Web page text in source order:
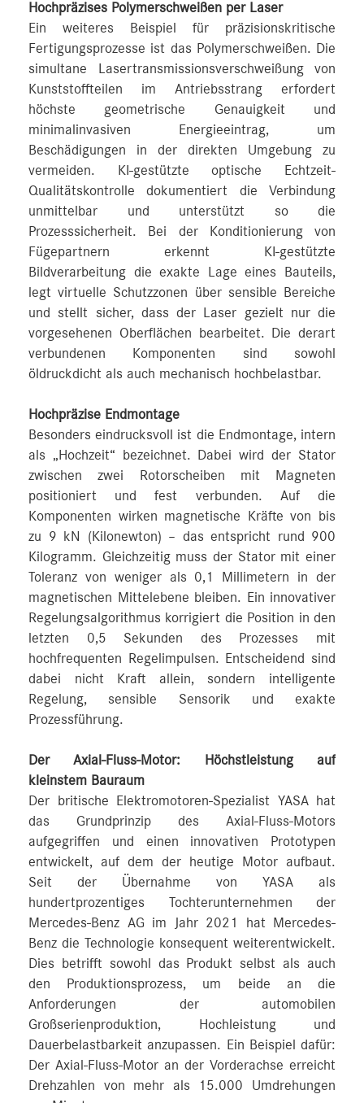
Hochpräzises Polymerschweißen per Laser
Ein weiteres Beispiel für präzisionskritische
Fertigungsprozesse ist das Polymerschweißen. Die
simultane Lasertransmissionsverschweißung von
Kunststoffteilen im Antriebsstrang erfordert
höchste geometrische Genauigkeit und
minimalinvasiven Energieeintrag, um
Beschädigungen in der direkten Umgebung zu
vermeiden. KI-gestützte optische Echtzeit-
Qualitätskontrolle dokumentiert die Verbindung
unmittelbar und unterstützt so die
Prozesssicherheit. Bei der Konditionierung von
Fügepartnern erkennt KI-gestützte
Bildverarbeitung die exakte Lage eines Bauteils,
legt virtuelle Schutzzonen über sensible Bereiche
und stellt sicher, dass der Laser gezielt nur die
vorgesehenen Oberflächen bearbeitet. Die derart
verbundenen Komponenten sind sowohl
öldruckdicht als auch mechanisch hochbelastbar.
Hochpräzise Endmontage
Besonders eindrucksvoll ist die Endmontage, intern
als „Hochzeit“ bezeichnet. Dabei wird der Stator
zwischen zwei Rotorscheiben mit Magneten
positioniert und fest verbunden. Auf die
Komponenten wirken magnetische Kräfte von bis
zu 9 kN (Kilonewton) – das entspricht rund 900
Kilogramm. Gleichzeitig muss der Stator mit einer
Toleranz von weniger als 0,1 Millimetern in der
magnetischen Mittelebene bleiben. Ein innovativer
Regelungsalgorithmus korrigiert die Position in den
letzten 0,5 Sekunden des Prozesses mit
hochfrequenten Regelimpulsen. Entscheidend sind
dabei nicht Kraft allein, sondern intelligente
Regelung, sensible Sensorik und exakte
Prozessführung.
Der Axial-Fluss-Motor: Höchstleistung auf
kleinstem Bauraum
Der britische Elektromotoren-Spezialist YASA hat
das Grundprinzip des Axial-Fluss-Motors
aufgegriffen und einen innovativen Prototypen
entwickelt, auf dem der heutige Motor aufbaut.
Seit der Übernahme von YASA als
hundertprozentiges Tochterunternehmen der
Mercedes-Benz AG im Jahr 2021 hat Mercedes-
Benz die Technologie konsequent weiterentwickelt.
Dies betrifft sowohl das Produkt selbst als auch
den Produktionsprozess, um beide an die
Anforderungen der automobilen
Großserienproduktion, Hochleistung und
Dauerbelastbarkeit anzupassen. Ein Beispiel dafür:
Der Axial-Fluss-Motor an der Vorderachse erreicht
Drehzahlen von mehr als 15.000 Umdrehungen